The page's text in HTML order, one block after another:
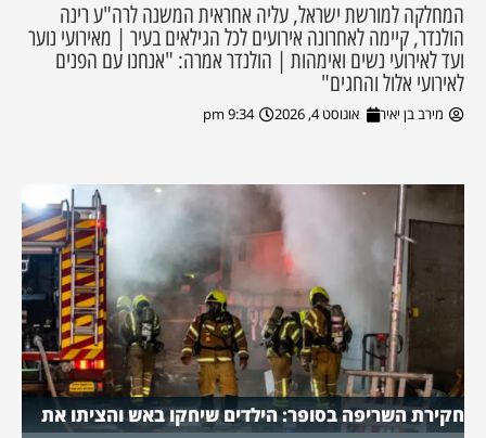
המחלקה למורשת ישראל, עליה אחראית המשנה לרה"ע רינה
הולנדר, קיימה לאחרונה אירועים לכל הגילאים בעיר | מאירועי נוער
ועד לאירועי נשים ואימהות | הולנדר אמרה: "אנחנו עם הפנים
לאירועי אלול והחגים"
מירב בן יאיר אוגוסט 4, 2026 9:34 pm
חקירת השריפה בסופר: הילדים שיחקו באש והציתו את